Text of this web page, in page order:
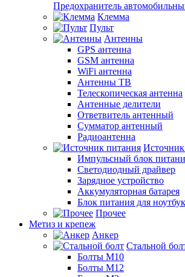
Предохранитель
Клемма
Пульт
Антенны
GPS антенна
GSM антенна
WiFi антенна
Антенны ТВ
Телескопическая антенна
Антенные делители
Ответвитель антенный
Сумматор антенный
Радиоантенна
Импульсный блок
Светодиодный драйвер
Зарядное устройство
Аккумуляторная батарея
Блок питания для
Прочее
Метиз и крепеж
Анкер
Стальной
Болты М10
Болты М12